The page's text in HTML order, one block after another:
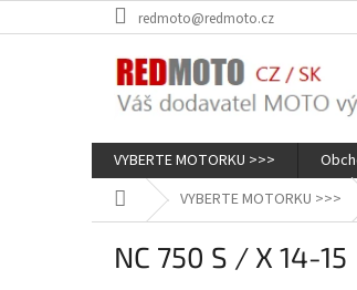
na
redmoto@redmoto.cz
VYBERTE MOTORKU >>>
Domů VYBERTE MOTORKU >>>
NC 750 S / X 14-15